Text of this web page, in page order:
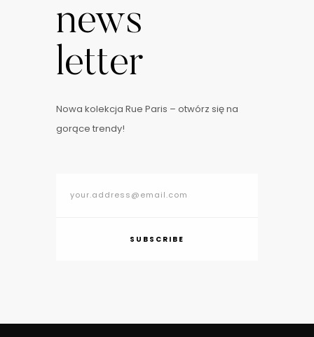
news
letter
Nowa kolekcja Rue Paris – otwórz się na
gorące trendy!
SUBSCRIBE